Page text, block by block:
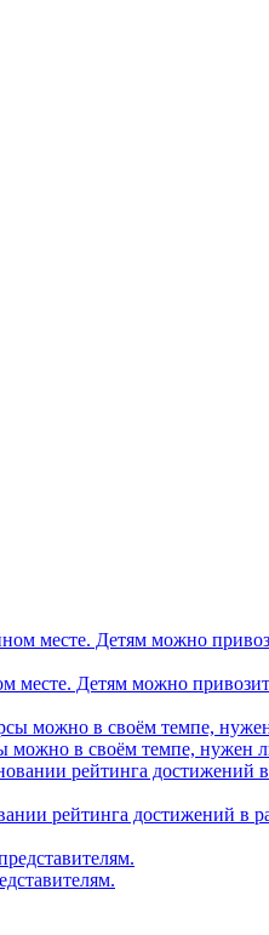
месте. Детям можно
в своём темпе, нужен
рейтинга достижений в